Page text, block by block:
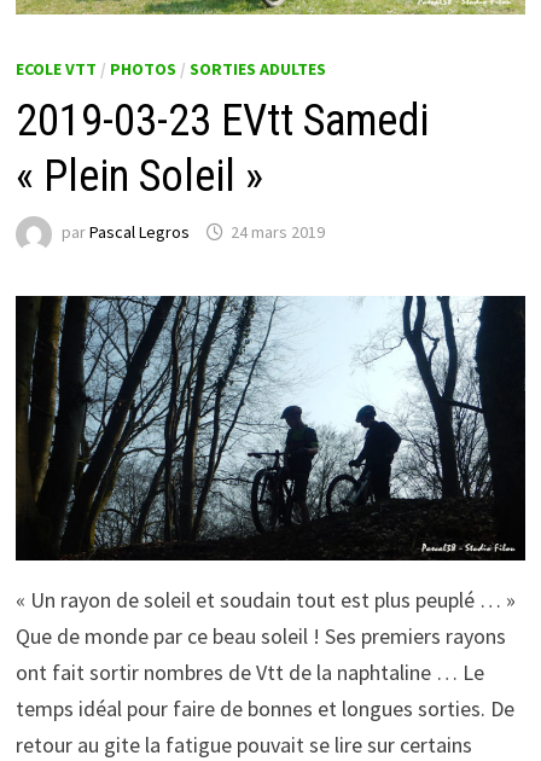
ECOLE VTT / PHOTOS / SORTIES ADULTES
2019-03-23 EVtt Samedi
« Plein Soleil »
parPascal Legros 24 mars 2019
« Un rayon de soleil et soudain tout est plus peuplé … »
Que de monde par ce beau soleil ! Ses premiers rayons
ont fait sortir nombres de Vtt de la naphtaline … Le
temps idéal pour faire de bonnes et longues sorties. De
retour au gite la fatigue pouvait se lire sur certains